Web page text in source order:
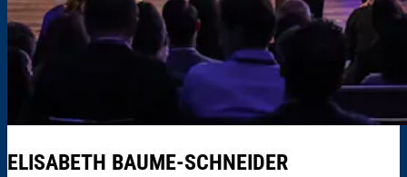
ELISABETH BAUME-SCHNEIDER